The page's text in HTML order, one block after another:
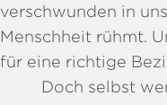
verschwunden in
Menschheit rühmt.
für eine richtige
Doch selbst